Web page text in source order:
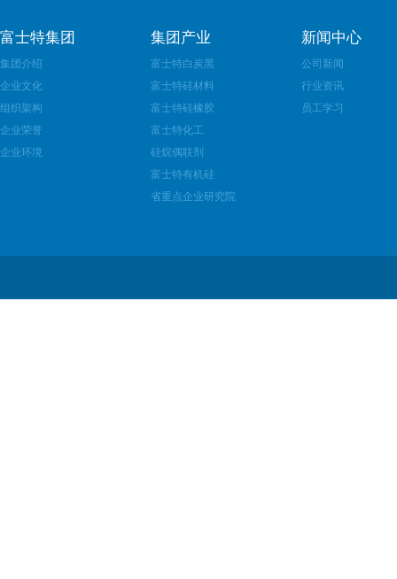
富士特集团
集团介绍
企业文化
组织架构
企业荣誉
企业环境
集团产业
富士特白炭黑
富士特硅材料
富士特硅橡胶
富士特化工
硅烷偶联剂
富士特有机硅
省重点企业研究院
新闻中心
公司新闻
行业资讯
员工学习